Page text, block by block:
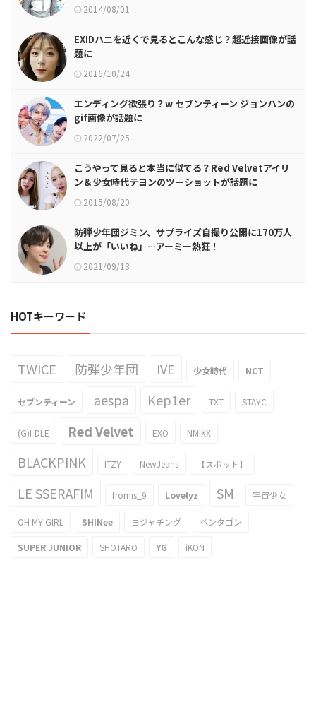
2014/08/01
EXIDハニを近くで見るとこんな感じ？超近接画像が話
題に
2016/10/24
エンディング欲張り？w セブンティーン ジョンハンの
gif画像が話題に
2022/07/25
こうやって見ると本当に似てる？Red Velvetアイリ
ン＆少女時代テヨンのツーショットが話題に
2015/08/20
防弾少年団ジミン、サプライズ自撮り公開に170万人
以上が「いいね」…アーミー熱狂！
2021/09/13
HOTキーワード
TWICE 防弾少年団 IVE 少女時代 NCT
セブンティーン aespa Kep1er TXT STAYC
(G)I-DLE Red Velvet EXO NMIXX
BLACKPINK ITZY NewJeans 【スポット】
LE SSERAFIM fromis_9 Lovelyz SM 宇宙少女
OH MY GIRL SHINee ヨジャチング ペンタゴン
SUPER JUNIOR SHOTARO YG iKON